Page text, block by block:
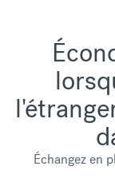
Échangez en